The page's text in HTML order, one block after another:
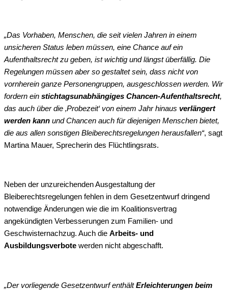
„Das Vorhaben, Menschen, die seit vielen Jahren in einem
unsicheren Status leben müssen, eine Chance auf ein
Aufenthaltsrecht zu geben, ist wichtig und längst überfällig. Die
Regelungen müssen aber so gestaltet sein, dass nicht von
vornherein ganze Personengruppen, ausgeschlossen werden. Wir
fordern ein stichtagsunabhängiges Chancen-Aufenthaltsrecht,
das auch über die ‚Probezeit‘ von einem Jahr hinaus verlängert
werden kann und Chancen auch für diejenigen Menschen bietet,
die aus allen sonstigen Bleiberechtsregelungen herausfallen“, sagt
Martina Mauer, Sprecherin des Flüchtlingsrats.
Neben der unzureichenden Ausgestaltung der
Bleiberechtsregelungen fehlen in dem Gesetzentwurf dringend
notwendige Änderungen wie die im Koalitionsvertrag
angekündigten Verbesserungen zum Familien- und
Geschwisternachzug. Auch die Arbeits- und
Ausbildungsverbote werden nicht abgeschafft.
„Der vorliegende Gesetzentwurf enthältErleichterungen beim